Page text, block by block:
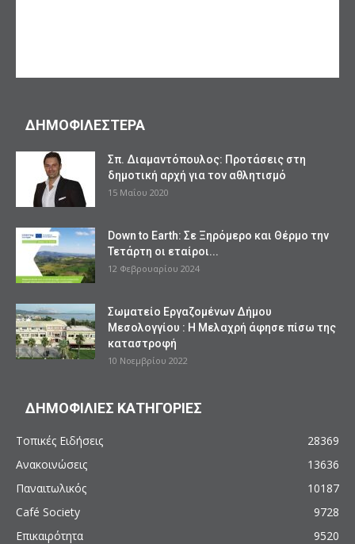
ΔΗΜΟΦΙΛΕΣΤΕΡΑ
Σπ. Διαμαντόπουλος: Προτάσεις στη
δημοτική αρχή για τον αθλητισμό
15 Μαΐου 2020
Down to Earth: Σε Ξηρόμερο και Θέρμο την
Τετάρτη οι εταίροι...
12 Φεβρουαρίου 2024
Σωματείο Εργαζομένων Δήμου
Μεσολογγίου : Η Μελαχρή άφησε πίσω της
καταστροφή
10 Νοεμβρίου 2022
ΔΗΜΟΦΙΛΙΕΣ ΚΑΤΗΓΟΡΙΕΣ
Τοπικές Ειδήσεις
28369
Ανακοινώσεις
13636
Παναιτωλικός
10187
Café Society
9728
Επικαιρότητα
9520